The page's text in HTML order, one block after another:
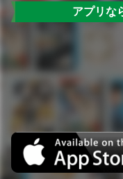
アプリな